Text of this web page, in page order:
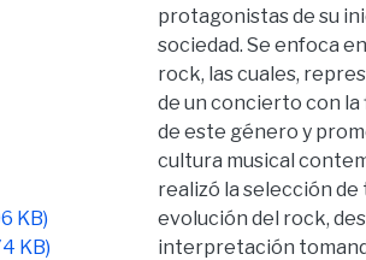
KB)
KB)
protagonistas de su
sociedad. Se enfoca
rock, las cuales,
de un concierto con
de este género y
cultura musical
realizó la selección de
evolución del rock,
interpretación